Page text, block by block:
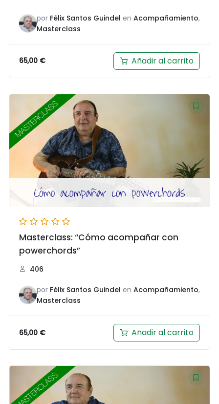
por Félix Santos Guindel en Acompañamiento,
Masterclass
65,00 € Añadir al carrito
Masterclass: “Cómo acompañar con
powerchords”
406
por Félix Santos Guindel en Acompañamiento,
Masterclass
65,00 € Añadir al carrito